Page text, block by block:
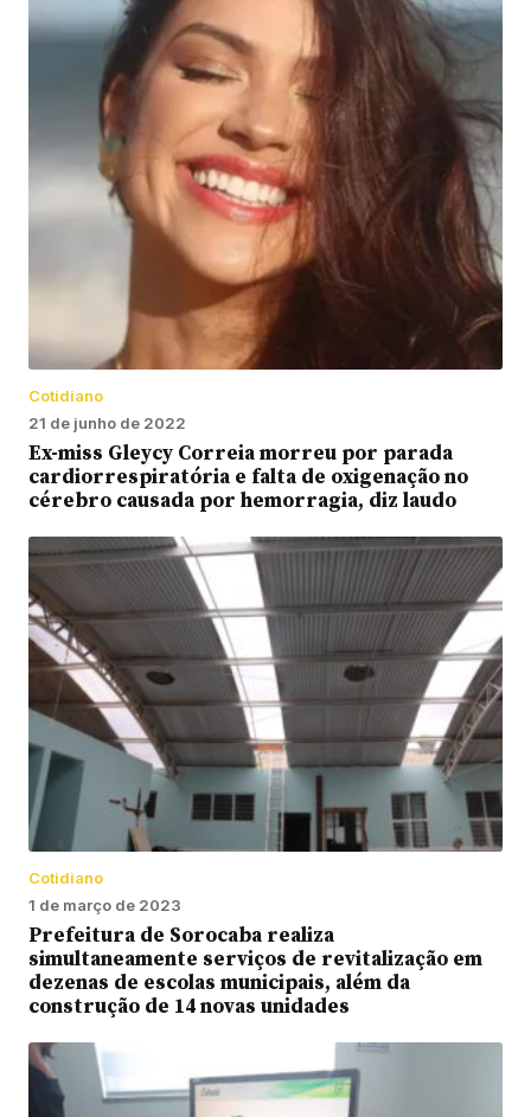
Cotidiano
21 de junho de 2022
Ex-miss Gleycy Correia morreu por parada
cardiorrespiratória e falta de oxigenação no
cérebro causada por hemorragia, diz laudo
Cotidiano
1 de março de 2023
Prefeitura de Sorocaba realiza
simultaneamente serviços de revitalização em
dezenas de escolas municipais, além da
construção de 14 novas unidades